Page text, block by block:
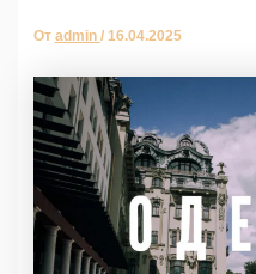
От admin / 16.04.2025